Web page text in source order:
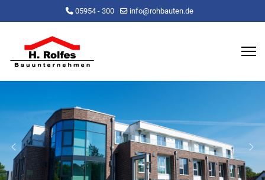
05954 - 300 info@rohbauten.de